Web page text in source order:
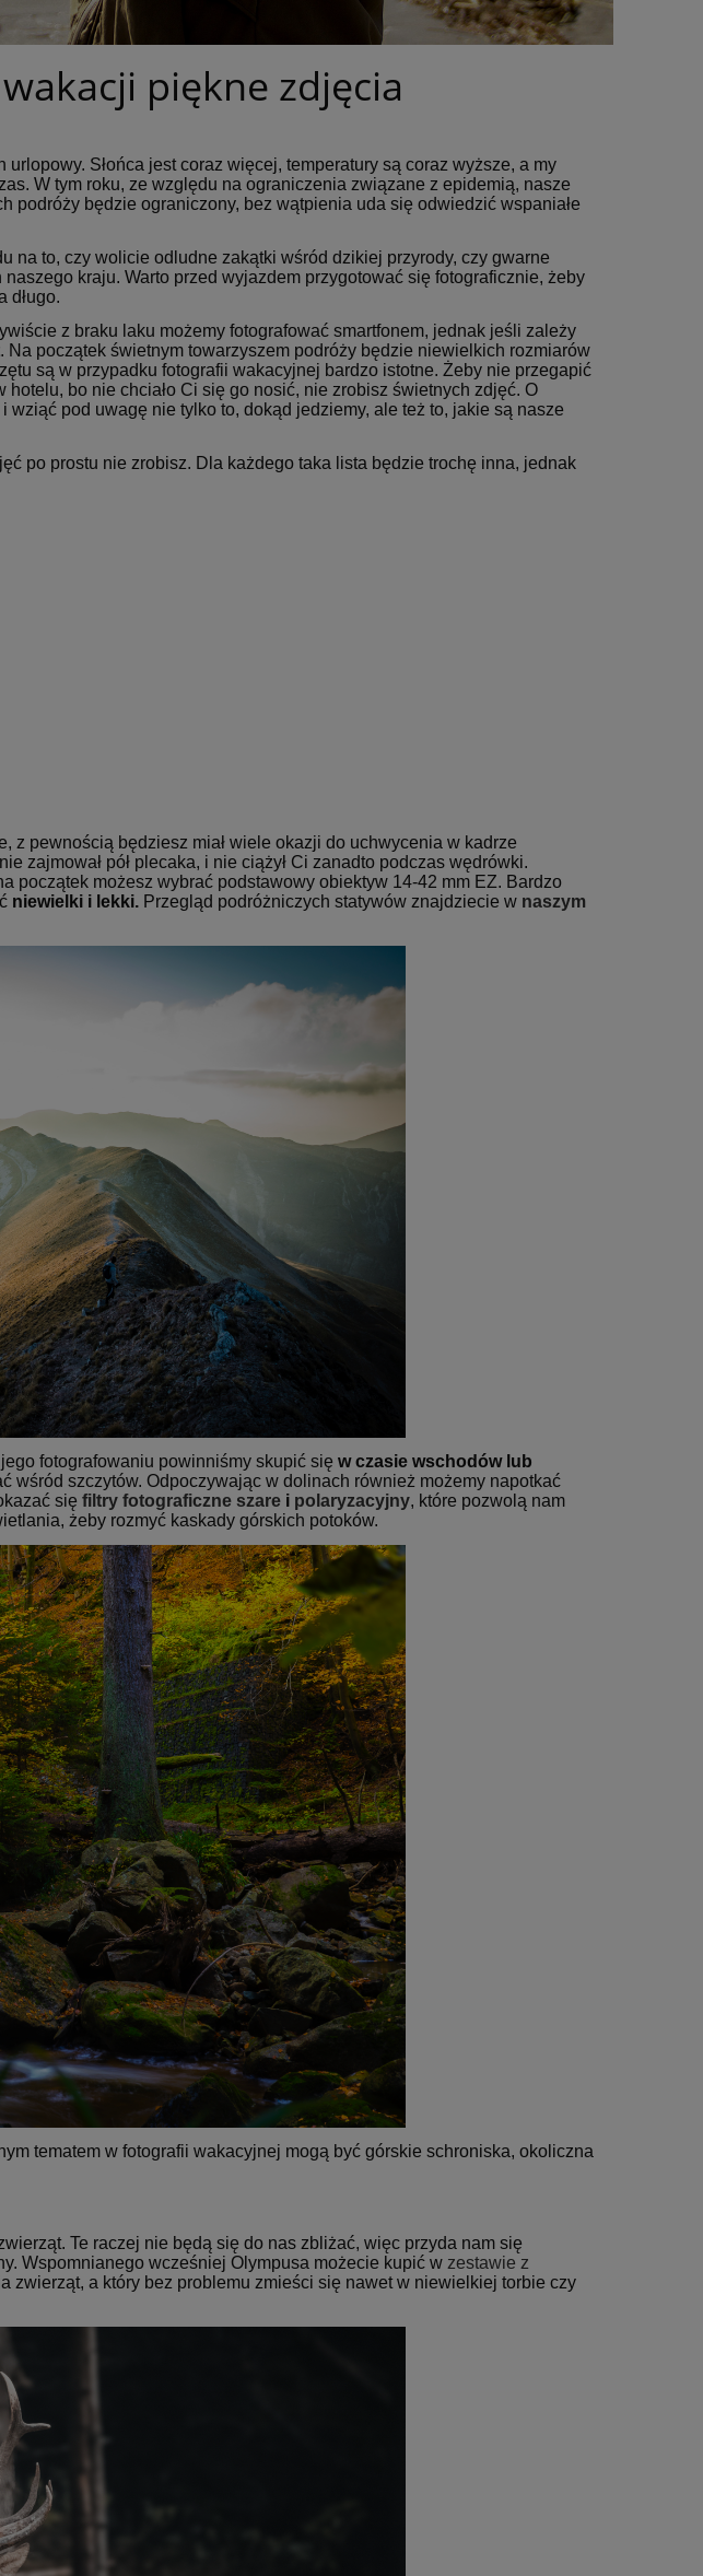
piękne zdjęcia
Słońca jest coraz więcej, temperatury są coraz wyższe, a my
W tym roku, ze względu na ograniczenia związane z epidemią, nasze
będzie ograniczony, bez wątpienia uda się odwiedzić wspaniałe
na to, czy wolicie odludne zakątki wśród dzikiej przyrody, czy gwarne
kraju. Warto przed wyjazdem przygotować się fotograficznie, żeby
długo.
z braku laku możemy fotografować smartfonem, jednak jeśli zależy
. Na początek świetnym towarzyszem podróży będzie niewielkich rozmiarów
są w przypadku fotografii wakacyjnej bardzo istotne. Żeby nie przegapić
bo nie chciało Ci się go nosić, nie zrobisz świetnych zdjęć. O
pod uwagę nie tylko to, dokąd jedziemy, ale też to, jakie są nasze
po prostu nie zrobisz. Dla każdego taka lista będzie trochę inna, jednak
z pewnością będziesz miał wiele okazji do uchwycenia w kadrze
zajmował pół plecaka, i nie ciążył Ci zanadto podczas wędrówki.
początek możesz wybrać podstawowy obiektyw 14-42 mm EZ. Bardzo
niewielki i lekki. Przegląd podróżniczych statywów znajdziecie w naszym
fotografowaniu powinniśmy skupić się w czasie wschodów lub
szczytów. Odpoczywając w dolinach również możemy napotkać
się filtry fotograficzne szare i polaryzacyjny, które pozwolą nam
żeby rozmyć kaskady górskich potoków.
tematem w fotografii wakacyjnej mogą być górskie schroniska, okoliczna
Te raczej nie będą się do nas zbliżać, więc przyda nam się
Wspomnianego wcześniej Olympusa możecie kupić w zestawie z
zwierząt, a który bez problemu zmieści się nawet w niewielkiej torbie czy